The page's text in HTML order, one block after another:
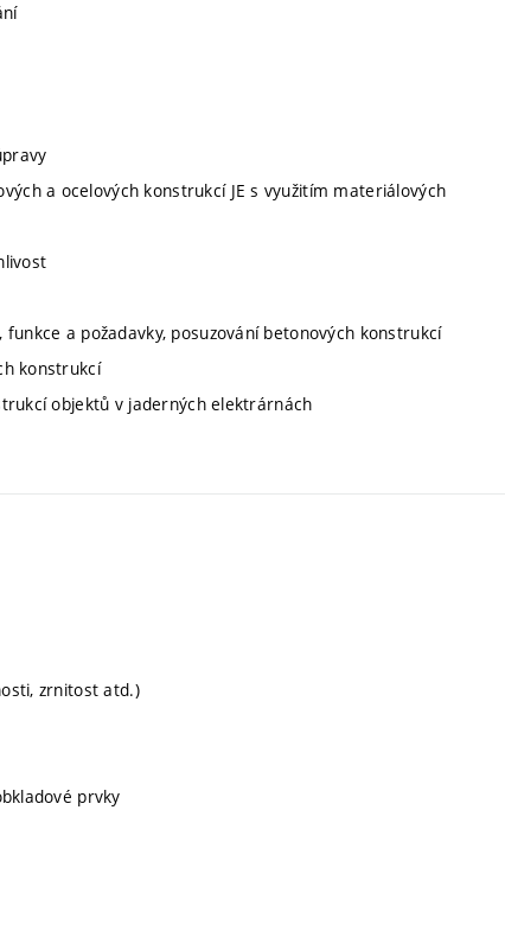
a ocelových konstrukcí JE s využitím materiálových
a požadavky, posuzování betonových konstrukcí
konstrukcí
objektů v jaderných elektrárnách
zrnitost atd.)
prvky